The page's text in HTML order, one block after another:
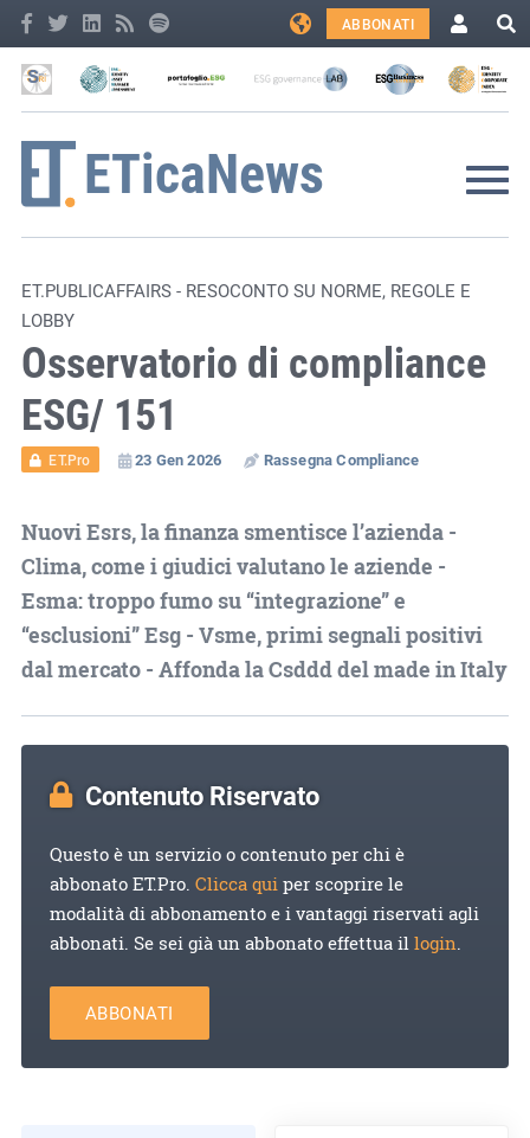
ABBONATI
ET.PUBLICAFFAIRS - RESOCONTO SU NORME, REGOLE E
LOBBY
Osservatorio di compliance
ESG/ 151
ET.Pro 23 Gen 2026 Rassegna Compliance
Nuovi Esrs, la finanza smentisce l’azienda -
Clima, come i giudici valutano le aziende -
Esma: troppo fumo su “integrazione” e
“esclusioni” Esg - Vsme, primi segnali positivi
dal mercato - Affonda la Csddd del made in Italy
Contenuto Riservato
Questo è un servizio o contenuto per chi è
abbonato ET.Pro. Clicca quiper scoprire le
modalità di abbonamento e i vantaggi riservati agli
abbonati. Se sei già un abbonato effettua illogin.
ABBONATI